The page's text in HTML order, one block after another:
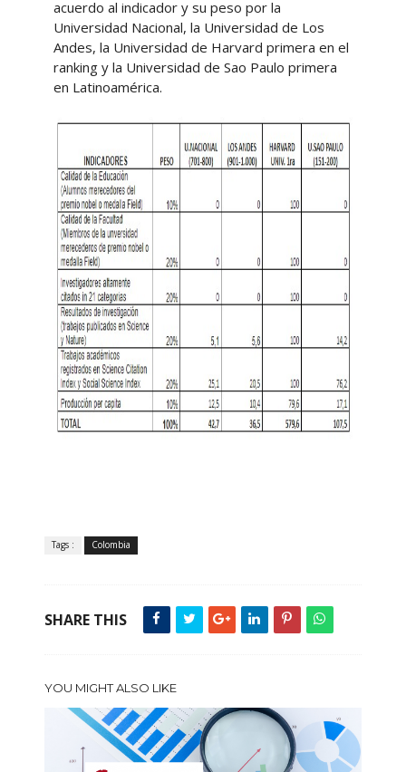
acuerdo al indicador y su peso por la
Universidad Nacional, la Universidad de Los
Andes, la Universidad de Harvard primera en el
ranking y la Universidad de Sao Paulo primera
en Latinoamérica.
Tags : Colombia
SHARE THIS
YOU MIGHT ALSO LIKE